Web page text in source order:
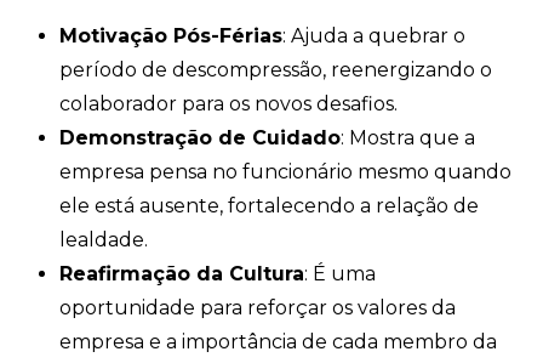
Motivação Pós-Férias: Ajuda a quebrar o
período de descompressão, reenergizando o
colaborador para os novos desafios.
Demonstração de Cuidado: Mostra que a
empresa pensa no funcionário mesmo quando
ele está ausente, fortalecendo a relação de
lealdade.
Reafirmação da Cultura: É uma
oportunidade para reforçar os valores da
empresa e a importância de cada membro da